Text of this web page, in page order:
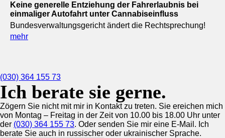
Keine generelle Entziehung der Fahrerlaubnis bei
einmaliger Autofahrt unter Cannabiseinfluss
Bundesverwaltungsgericht ändert die Rechtsprechung!
mehr
(030) 364 155 73
Ich berate sie gerne.
Zögern Sie nicht mit mir in Kontakt zu treten. Sie ereichen mich
von Montag – Freitag in der Zeit von 10.00 bis 18.00 Uhr unter
der (030) 364 155 73. Oder senden Sie mir eine E-Mail. Ich
berate Sie auch in russischer oder ukrainischer Sprache.